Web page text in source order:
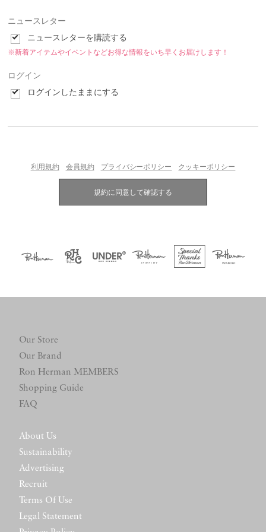
ニュースレター
ニュースレターを購読する
※新着アイテムやイベントなどお得な情報をいち早くお届けします！
ログイン
ログインしたままにする
利用規約 会員規約 プライバシーポリシー クッキーポリシー
Our Store
Our Brand
Ron Herman MEMBERS
Shopping Guide
FAQ
About Us
Sustainability
Advertising
Recruit
Terms Of Use
Legal Statement